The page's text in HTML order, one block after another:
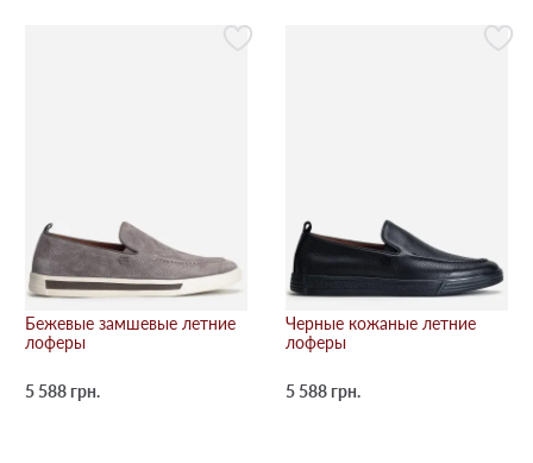
Бежевые замшевые летние
лоферы
5 588 грн.
Черные кожаные летние
лоферы
5 588 грн.